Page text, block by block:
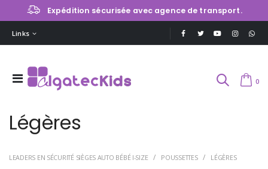
Expédition sécurisée avec agence de transport.
Links
0
Légères
LEADERS EN SÉCURITÉ SIÈGES AUTO BÉBÉ I-SIZE POUSSETTES LÉGÈRES